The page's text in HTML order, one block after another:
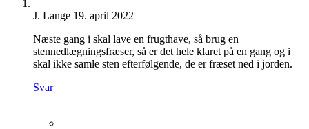
J. Lange 19. april 2022
Næste gang i skal lave en frugthave, så brug en
stennedlægningsfræser, så er det hele klaret på en gang og i
skal ikke samle sten efterfølgende, de er fræset ned i jorden.
Svar